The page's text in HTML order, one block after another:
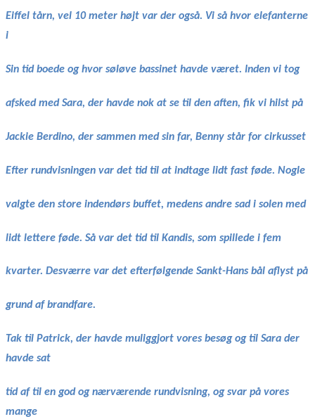
Eiffel tårn, vel 10 meter højt var der også. Vi så hvor elefanterne
i
Sin tid boede og hvor søløve bassinet havde været. Inden vi tog
afsked med Sara, der havde nok at se til den aften, fik vi hilst på
Jackie Berdino, der sammen med sin far, Benny står for cirkusset
Efter rundvisningen var det tid til at indtage lidt fast føde. Nogle
valgte den store indendørs buffet, medens andre sad i solen med
lidt lettere føde. Så var det tid til Kandis, som spillede i fem
kvarter. Desværre var det efterfølgende Sankt-Hans bål aflyst på
grund af brandfare.
Tak til Patrick, der havde muliggjort vores besøg og til Sara der
havde sat
tid af til en god og nærværende rundvisning, og svar på vores
mange